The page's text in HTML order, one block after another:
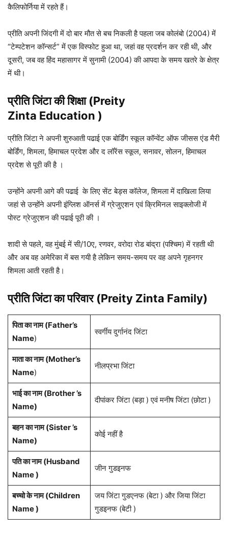
कैलिफोर्निया में रहते हैं।
प्रीति अपनी जिंदगी में दो बार मौत से बच निकली है पहला जब कोलंबो (2004) में
“टेम्पटेशन कॉन्सर्ट” में एक विस्फोट हुआ था, जहां वह प्रदर्शन कर रही थी, और
दूसरी, जब वह हिंद महासागर में सुनामी (2004) की आपदा के समय खतरे के क्षेत्र
में थी।
प्रीति जिंटा की शिक्षा (Preity
Zinta Education )
प्रीति जिंटा ने अपनी शुरुआती पढाई एक बोर्डिंग स्कूल कॉन्वेंट ऑफ जीसस एंड मैरी
बोर्डिंग, शिमला, हिमाचल प्रदेश और द लॉरेंस स्कूल, सनावर, सोलन, हिमाचल
प्रदेश से पूरी की है ।
उन्होंने अपनी आगे की पढाई के लिए सेंट बेड्स कॉलेज, शिमला में दाखिला लिया
जहां से उन्होंने अपनी इंग्लिश ऑनर्स में ग्रेजुएशन एवं क्रिमिनल साइक्लोजी में
पोस्ट ग्रेजुएशन की पढाई पूरी की ।
शादी से पहले, वह मुंबई में सी/10ए, रणवर, वरोदा रोड बांद्रा (पश्चिम) में रहती थी
और अब वह अमेरिका में बस गयी है लेकिन समय-समय पर वह अपने गृहनगर
शिमला आती रहती है।
प्रीति जिंटा का परिवार (Preity Zinta Family)
पिता का नाम (Father’s
Name)
स्वर्गीय दुर्गानंद जिंटा
माता का नाम (Mother’s
Name)
नीलप्रभा जिंटा
भाई का नाम (Brother ’s
Name)
दीपांकर जिंटा (बड़ा ) एवं मनीष जिंटा (छोटा )
बहन का नाम (Sister ’s
Name)
कोई नहीं है
पति का नाम (Husband
Name )
जीन गुडइनफ
बच्चो के नाम (Children
Name )
जय जिंटा गुडएनफ (बेटा ) और जिया जिंटा
गुडइनफ (बेटी )